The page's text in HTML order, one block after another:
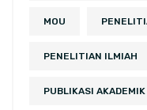
MOU
PENELITIAN ILMIAH
PUBLIKASI AKADEMIK